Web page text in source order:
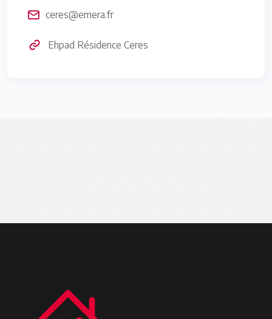
ceres@emera.fr
Ehpad Résidence Ceres